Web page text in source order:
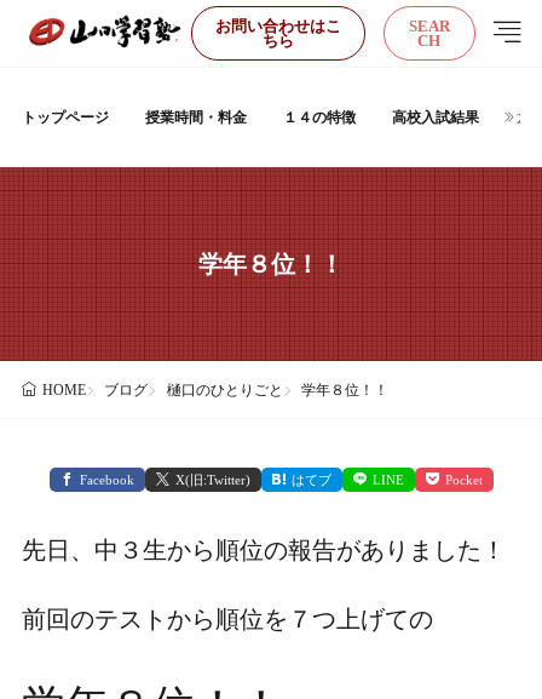
お問い合わせはこ
ちら
SEAR
CH
トップページ 授業時間・料金 １４の特徴 高校入試結果 大
学年８位！！
HOME ブログ 樋口のひとりごと 学年８位！！
Facebook X(旧:Twitter) はてブ LINE Pocket
先日、中３生から順位の報告がありました！
前回のテストから順位を７つ上げての